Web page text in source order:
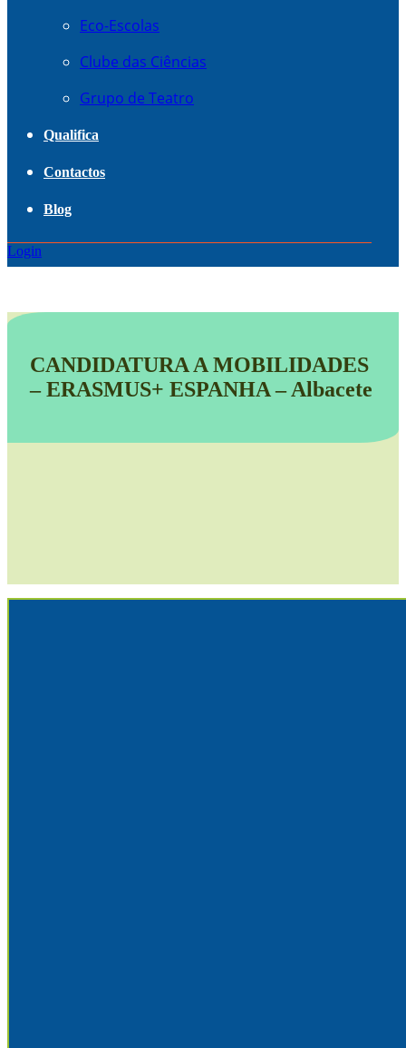
Eco-Escolas
Clube das Ciências
Grupo de Teatro
Qualifica
Contactos
Blog
Login
CANDIDATURA A MOBILIDADES
– ERASMUS+ ESPANHA – Albacete